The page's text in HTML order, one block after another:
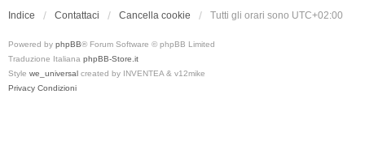
Indice Contattaci Cancella cookie Tutti gli orari sono UTC+02:00
Powered by phpBB® Forum Software © phpBB Limited
Traduzione Italiana phpBB-Store.it
Style we_universal created by INVENTEA & v12mike
Privacy Condizioni